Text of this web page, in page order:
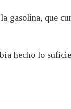
gasolina, que
hecho lo